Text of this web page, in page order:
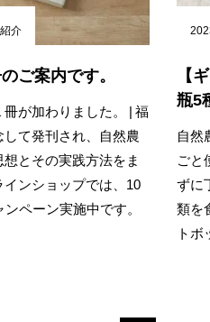
介
ご案内です。
が加わりました。 | 福
て発刊され、自然農
とその実践方法をま
ンショップでは、10
ンペーン実施中です。
【
瓶5
自然
ごと
ずに
類を
トボ